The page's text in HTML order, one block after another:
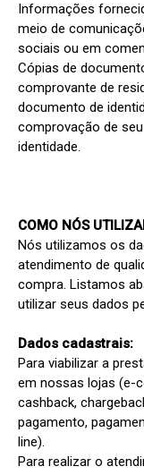
Informações
meio de
sociais ou em
Cópias de
comprovante de
documento de
comprovação de
identidade.
COMO NÓS
Nós utilizamos os
atendimento de
compra. Listamos
utilizar seus dados
Dados cadastrais:
Para viabilizar a
em nossas lojas (e-
cashback,
pagamento,
line).
Para realizar o